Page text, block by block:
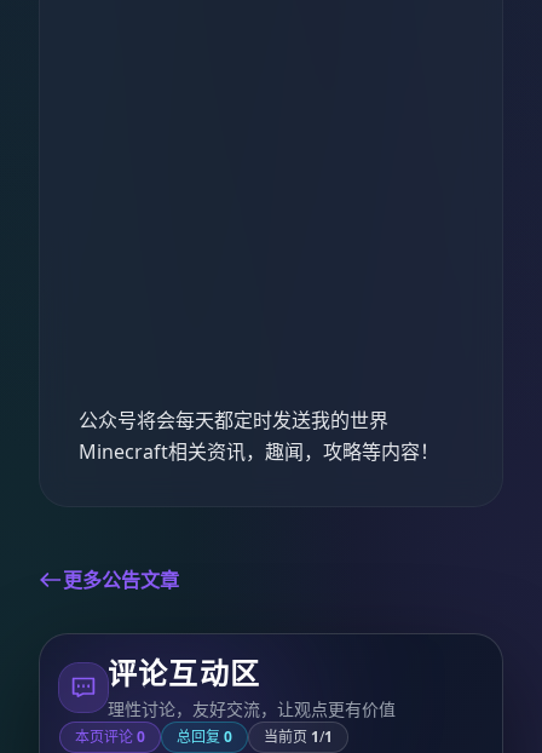
公众号将会每天都定时发送我的世界
Minecraft相关资讯，趣闻，攻略等内容！
更多公告文章
评论互动区
理性讨论，友好交流，让观点更有价值
本页评论0 总回复 0 当前页 1/1